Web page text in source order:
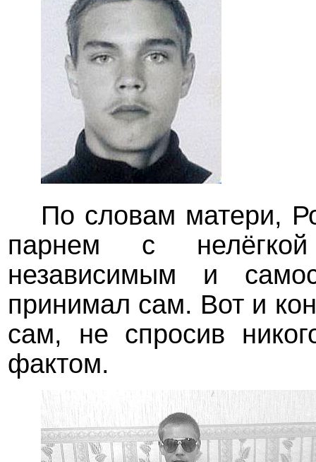
По словам матери,
парнем с
независимым и
принимал сам. Вот и
сам, не спросив
фактом.